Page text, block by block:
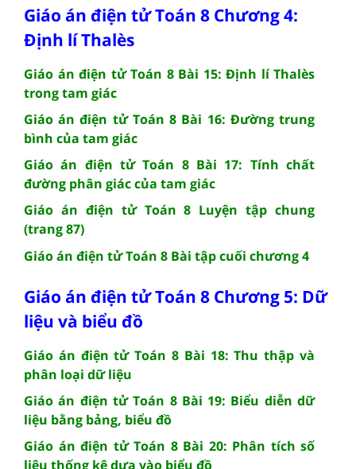
Giáo án điện tử Toán 8 Chương 4:
Định lí Thalès
Giáo án điện tử Toán 8 Bài 15: Định lí Thalès
trong tam giác
Giáo án điện tử Toán 8 Bài 16: Đường trung
bình của tam giác
Giáo án điện tử Toán 8 Bài 17: Tính chất
đường phân giác của tam giác
Giáo án điện tử Toán 8 Luyện tập chung
(trang 87)
Giáo án điện tử Toán 8 Bài tập cuối chương 4
Giáo án điện tử Toán 8 Chương 5: Dữ
liệu và biểu đồ
Giáo án điện tử Toán 8 Bài 18: Thu thập và
phân loại dữ liệu
Giáo án điện tử Toán 8 Bài 19: Biểu diễn dữ
liệu bằng bảng, biểu đồ
Giáo án điện tử Toán 8 Bài 20: Phân tích số
liệu thống kê dựa vào biểu đồ